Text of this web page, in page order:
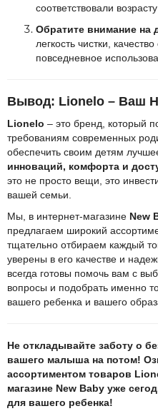
соответствовали
Обратите внимание на
легкость чистки,
повседневное
Вывод: Lionelo – Ваш
Lionelo – это бренд, который
требованиям современных
обеспечить своим детям
инноваций, комфорта и
это не просто вещи, это
вашей семьи.
Мы, в интернет-магазине New
предлагаем широкий
тщательно отбираем каждый
уверены в его качестве и
всегда готовы помочь вам с
вопросы и подобрать именно
вашего ребенка и вашего
Не откладывайте заботу о
вашего малыша на потом!
ассортиментом товаров
магазине New Baby уже
для вашего ребенка!